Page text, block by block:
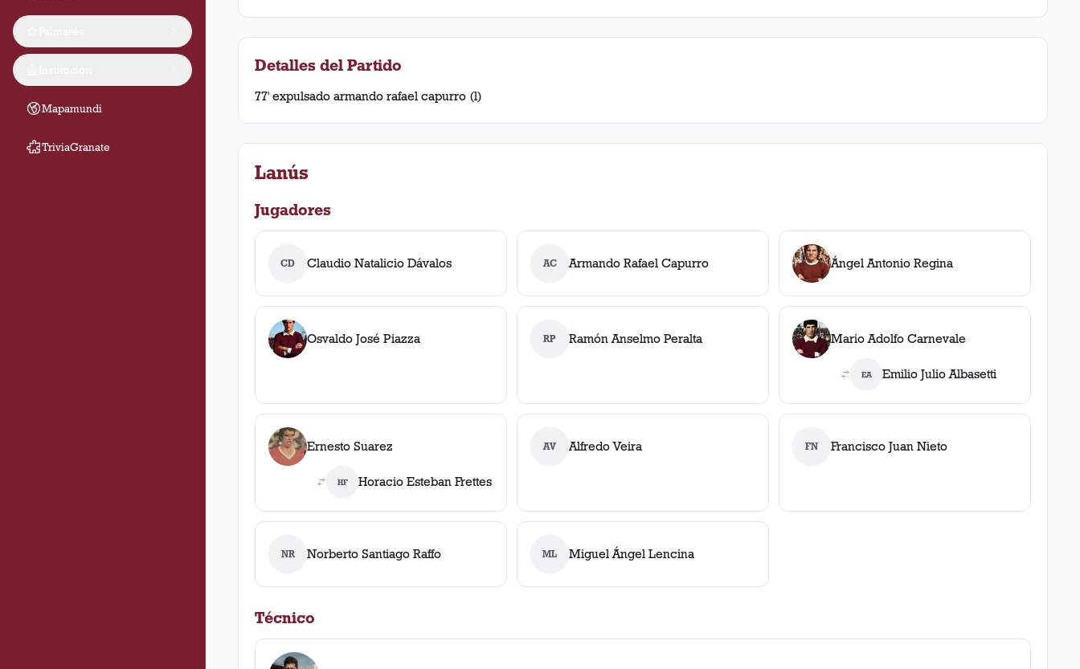
Mapamundi
TriviaGranate
Detalles del Partido
77' expulsado armando rafael capurro (l)
Lanús
Jugadores
CD Claudio Natalicio Dávalos AC Armando Rafael Capurro Ángel Antonio Regina
Osvaldo José Piazza RP Ramón Anselmo Peralta Mario Adolfo Carnevale
EA Emilio Julio Albasetti
Ernesto Suarez
HF Horacio Esteban Frettes
AV Alfredo Veira FN Francisco Juan Nieto
NR Norberto Santiago Raffo ML Miguel Ángel Lencina
Técnico